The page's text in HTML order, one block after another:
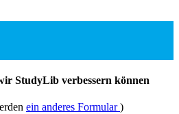
StudyLib verbessern können
ein anderes Formular)